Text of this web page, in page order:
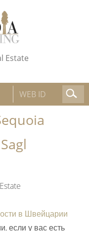
Estate
в Швейцарии
если у вас есть